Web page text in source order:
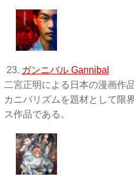
23. ガンニバル Gannibal
二宮正明による日本の漫画作品
カニバリズムを題材として限
ス作品である。